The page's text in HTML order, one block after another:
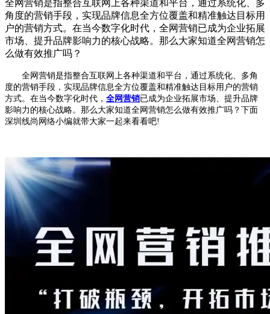
全网营销是指整合互联网上各种渠道和平台，通过系统化、多
角度的营销手段，实现品牌信息全方位覆盖和精准触达目标用
户的营销方式。在当今数字化时代，全网营销已成为企业拓展
市场、提升品牌影响力的核心战略。那么大家知道全网营销怎
么做有效推广吗？
全网营销是指整合互联网上各种渠道和平台，通过系统化、多角
度的营销手段，实现品牌信息全方位覆盖和精准触达目标用户的营销
方式。在当今数字化时代， 全网营销已成为企业拓展市场、提升品牌
影响力的核心战略。那么大家知道全网营销怎么做有效推广吗？下面
深圳线尚网络小编就带大家一起来看看吧!